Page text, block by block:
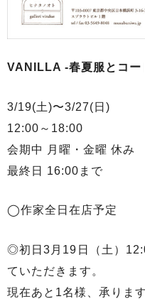
VANILLA -春夏服とコー
3/19(土)〜3/27(日)
12:00～18:00
会期中 月曜・金曜 休み
最終日 16:00まで
◯作家全日在店予定
◎初日3月19日（土）
ていただきます。
現在あと1名様、承ります